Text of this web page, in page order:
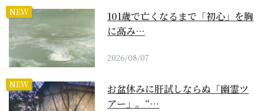
NEW
101歳で亡くなるまで「初心」を胸
に高み…
2026/08/07
NEW
お盆休みに肝試しならぬ「幽霊ツ
アー」。“…